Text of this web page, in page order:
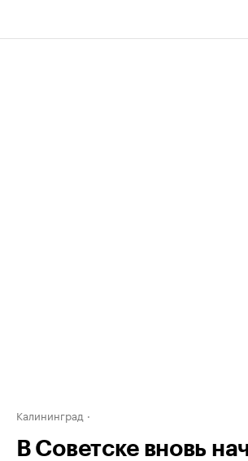
Калининград
В Советске вновь